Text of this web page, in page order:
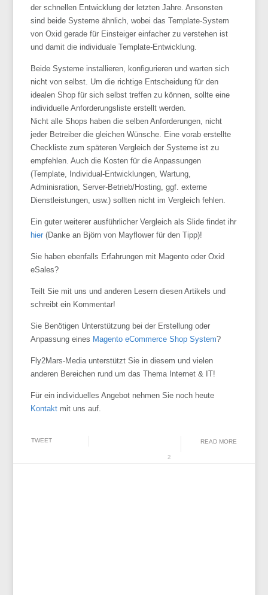
der schnellen Entwicklung der letzten Jahre. Ansonsten
sind beide Systeme ähnlich, wobei das Template-System
von Oxid gerade für Einsteiger einfacher zu verstehen ist
und damit die individuale Template-Entwicklung.
Beide Systeme installieren, konfigurieren und warten sich
nicht von selbst. Um die richtige Entscheidung für den
idealen Shop für sich selbst treffen zu können, sollte eine
individuelle Anforderungsliste erstellt werden.
Nicht alle Shops haben die selben Anforderungen, nicht
jeder Betreiber die gleichen Wünsche. Eine vorab erstellte
Checkliste zum späteren Vergleich der Systeme ist zu
empfehlen. Auch die Kosten für die Anpassungen
(Template, Individual-Entwicklungen, Wartung,
Adminisration, Server-Betrieb/Hosting, ggf. externe
Dienstleistungen, usw.) sollten nicht im Vergleich fehlen.
Ein guter weiterer ausführlicher Vergleich als Slide findet ihr
hier (Danke an Björn von Mayflower für den Tipp)!
Sie haben ebenfalls Erfahrungen mit Magento oder Oxid
eSales?
Teilt Sie mit uns und anderen Lesern diesen Artikels und
schreibt ein Kommentar!
Sie Benötigen Unterstützung bei der Erstellung oder
Anpassung eines Magento eCommerce Shop System?
Fly2Mars-Media unterstützt Sie in diesem und vielen
anderen Bereichen rund um das Thema Internet & IT!
Für ein individuelles Angebot nehmen Sie noch heute
Kontakt mit uns auf.
TWEET READ MORE
2